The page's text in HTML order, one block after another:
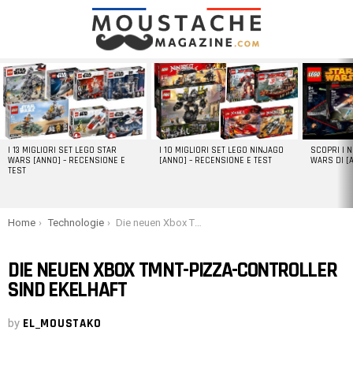
LATEST
STORIES
I 13 MIGLIORI SET LEGO STAR
WARS [ANNO] – RECENSIONE E
TEST
I 10 MIGLIORI SET LEGO NINJAGO
[ANNO] – RECENSIONE E TEST
SCOPRI I
WARS DI
You are here:
Home Technologie Die neuen Xbox TMNT-Pizza-Controller sind ekelhaft
DIE NEUEN XBOX TMNT-PIZZA-CONTROLLER
SIND EKELHAFT
by EL_MOUSTAKO